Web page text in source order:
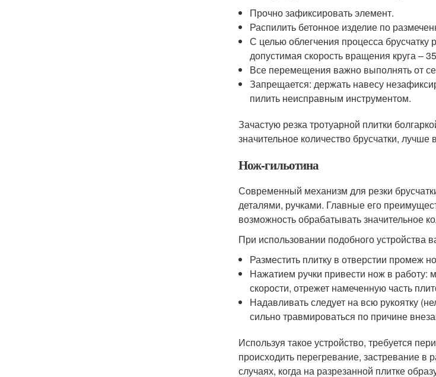
Прочно зафиксировать элемент.
Распилить бетонное изделие по
С целью облегчения процесса
допустимая скорость вращения круга –
Все перемещения важно выполнять от
Запрещается: держать навесу
пилить неисправным инструментом.
Зачастую резка тротуарной плитки
значительное количество брусчатки,
Нож-гильотина
Современный механизм для резки
деталями, ручками. Главные его
возможность обрабатывать значительное
При использовании подобного устройства
Разместить плитку в отверстии промеж
Нажатием ручки привести нож в работу:
скорости, отрежет намеченную часть
Надавливать следует на всю рукоятку
сильно травмироваться по причине
Используя такое устройство, требуется
происходить перегревание, застревание в
случаях, когда на разрезанной плитке